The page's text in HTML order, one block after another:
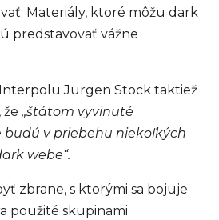
Materiály, ktoré môžu dark
predstavovať vážne
Jurgen Stock taktiež
že ,,štátom vyvinuté
v priebehu niekoľkých
webe“.
zbrane, s ktorými sa bojuje
použité skupinami